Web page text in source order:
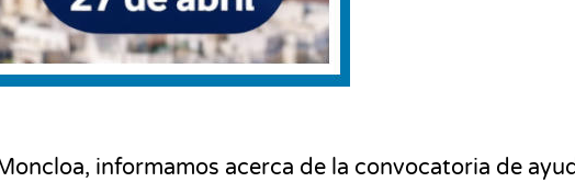
informamos acerca de la convocatoria de